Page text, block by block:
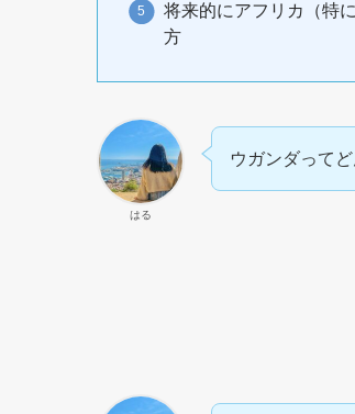
将来的にアフリカ（特
方
はる
ウガンダって